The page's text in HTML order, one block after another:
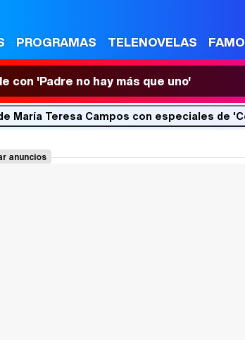
PROGRAMAS TELENOVELAS
con 'Padre no hay más que uno'
María Teresa Campos con especiales de
anuncios